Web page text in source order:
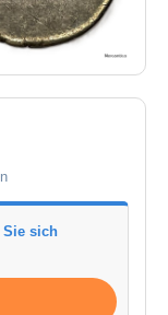
Sie sich